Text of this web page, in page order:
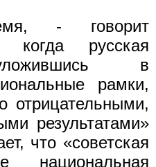
- говорит
когда русская
в
рамки,
отрицательными,
результатами»
что «советская
национальная